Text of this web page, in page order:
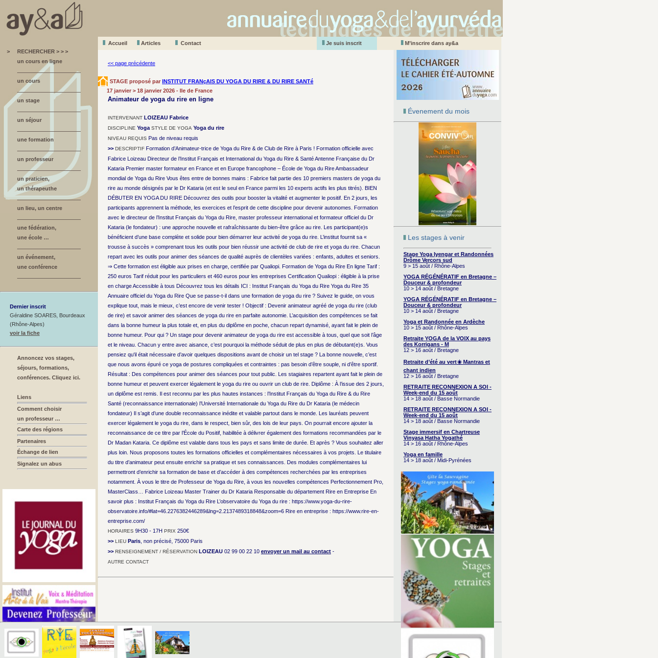
Accueil Articles Contact Je suis inscrit
M’inscrire dans ay&a
>
RECHERCHER > > >
un cours en ligne
un cours
un stage
un séjour
une formation
un professeur
un praticien,
un thérapeuthe
un lieu, un centre
une fédération,
une école …
un événement,
une conférence
Dernier inscrit
Géraldine SOARES, Bourdeaux
(Rhône-Alpes)
voir la fiche
Annoncez vos stages,
séjours, formations,
conférences. Cliquez ici.
Liens
Comment choisir
un professeur …
Carte des régions
Partenaires
Échange de lien
Signalez un abus
Évenement du mois
Les stages à venir
Stage Yoga Iyengar et Randonnées
Drôme Vercors sud
9 > 15 août / Rhône-Alpes
YOGA RÉGÉNÉRATIF en Bretagne –
Douceur & profondeur
10 > 14 août / Bretagne
YOGA RÉGÉNÉRATIF en Bretagne –
Douceur & profondeur
10 > 14 août / Bretagne
Yoga et Randonnée en Ardèche
10 > 15 août / Rhône-Alpes
Retraite YOGA de la VOIX au pays
des Korrigans - M
12 > 16 août / Bretagne
Retraite d’été au vert☀️ Mantras et
chant indien
12 > 16 août / Bretagne
RETRAITE RECONNEXION A SOI -
Week-end du 15 août
14 > 18 août / Basse Normandie
RETRAITE RECONNEXION A SOI -
Week-end du 15 août
14 > 18 août / Basse Normandie
Stage immersif en Chartreuse
Vinyasa Hatha Yogathé
14 > 16 août / Rhône-Alpes
Yoga en famille
14 > 18 août / Midi-Pyrénées
<< page précédente
STAGE proposé par INSTITUT FRANçAIS DU YOGA DU RIRE & DU RIRE SANTé
17 janvier > 18 janvier 2026 - Ile de France
Animateur de yoga du rire en ligne
INTERVENANT LOIZEAU Fabrice
DISCIPLINE Yoga STYLE DE YOGA Yoga du rire
NIVEAU REQUIS Pas de niveau requis
>> DESCRIPTIF Formation d’Animateur-trice de Yoga du Rire & de Club de Rire à Paris ! Formation officielle avec
Fabrice Loizeau Directeur de l’Institut Français et International du Yoga du Rire & Santé Antenne Française du Dr
Kataria Premier master formateur en France et en Europe francophone – École de Yoga du Rire Ambassadeur
mondial de Yoga du Rire Vous êtes entre de bonnes mains : Fabrice fait partie des 10 premiers masters de yoga du
rire au monde désignés par le Dr Kataria (et est le seul en France parmi les 10 experts actifs les plus titrés). BIEN
DÉBUTER EN YOGA DU RIRE Découvrez des outils pour booster la vitalité et augmenter le positif. En 2 jours, les
participants apprennent la méthode, les exercices et l’esprit de cette discipline pour devenir autonomes. Formation
avec le directeur de l’Institut Français du Yoga du Rire, master professeur international et formateur officiel du Dr
Kataria (le fondateur) : une approche nouvelle et rafraîchissante du bien-être grâce au rire. Les participant(e)s
bénéficient d’une base complète et solide pour bien démarrer leur activité de yoga du rire. L’institut fournit sa «
trousse à succès » comprenant tous les outils pour bien réussir une activité de club de rire et yoga du rire. Chacun
repart avec les outils pour animer des séances de qualité auprès de clientèles variées : enfants, adultes et seniors.
⇒ Cette formation est éligible aux prises en charge, certifiée par Qualiopi. Formation de Yoga du Rire En ligne Tarif :
250 euros Tarif réduit pour les particuliers et 460 euros pour les entreprises Certification Qualiopi : éligible à la prise
en charge Accessible à tous Découvrez tous les détails ICI : Institut Français du Yoga du Rire Yoga du Rire 35
Annuaire officiel du Yoga du Rire Que se passe-t-il dans une formation de yoga du rire ? Suivez le guide, on vous
explique tout, mais le mieux, c’est encore de venir tester ! Objectif : Devenir animateur agréé de yoga du rire (club
de rire) et savoir animer des séances de yoga du rire en parfaite autonomie. L’acquisition des compétences se fait
dans la bonne humeur la plus totale et, en plus du diplôme en poche, chacun repart dynamisé, ayant fait le plein de
bonne humeur. Pour qui ? Un stage pour devenir animateur de yoga du rire est accessible à tous, quel que soit l’âge
et le niveau. Chacun y entre avec aisance, c’est pourquoi la méthode séduit de plus en plus de débutant(e)s. Vous
pensiez qu'il était nécessaire d’avoir quelques dispositions avant de choisir un tel stage ? La bonne nouvelle, c’est
que nous avons épuré ce yoga de postures compliquées et contraintes : pas besoin d’être souple, ni d’être sportif.
Résultat : Des compétences pour animer des séances pour tout public. Les stagiaires repartent ayant fait le plein de
bonne humeur et peuvent exercer légalement le yoga du rire ou ouvrir un club de rire. Diplôme : À l’issue des 2 jours,
un diplôme est remis. Il est reconnu par les plus hautes instances : l’Institut Français du Yoga du Rire & du Rire
Santé (reconnaissance internationale) l’Université Internationale du Yoga du Rire du Dr Kataria (le médecin
fondateur) Il s’agit d’une double reconnaissance inédite et valable partout dans le monde. Les lauréats peuvent
exercer légalement le yoga du rire, dans le respect, bien sûr, des lois de leur pays. On pourrait encore ajouter la
reconnaissance de ce titre par l’École du Positif, habilitée à délivrer également des formations recommandées par le
Dr Madan Kataria. Ce diplôme est valable dans tous les pays et sans limite de durée. Et après ? Vous souhaitez aller
plus loin. Nous proposons toutes les formations officielles et complémentaires nécessaires à vos projets. Le titulaire
du titre d’animateur peut ensuite enrichir sa pratique et ses connaissances. Des modules complémentaires lui
permettront d’enrichir sa formation de base et d’accéder à des compétences recherchées par les entreprises
notamment. À vous le titre de Professeur de Yoga du Rire, à vous les nouvelles compétences Perfectionnement Pro,
MasterClass… Fabrice Loizeau Master Trainer du Dr Kataria Responsable du département Rire en Entreprise En
savoir plus : Institut Français du Yoga du Rire L’observatoire du Yoga du rire : https://www.yoga-du-rire-
observatoire.info/#lat=46.2276382446289&lng=2.2137489318848&zoom=6 Rire en entreprise : https://www.rire-en-
entreprise.com/
HORAIRES 9H30 - 17H PRIX 250€
>> LIEU Paris , non précisé, 75000 Paris
>> RENSEIGNEMENT / RÉSERVATION LOIZEAU 02 99 00 22 10 envoyer un mail au contact -
AUTRE CONTACT